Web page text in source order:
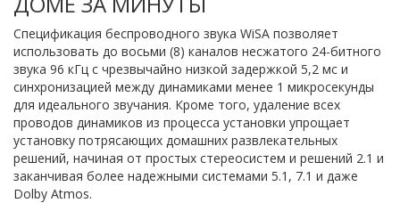
Спецификация беспроводного звука WiSA позволяет
использовать до восьми (8) каналов несжатого 24-битного
звука 96 кГц с чрезвычайно низкой задержкой 5,2 мс и
синхронизацией между динамиками менее 1 микросекунды
для идеального звучания. Кроме того, удаление всех
проводов динамиков из процесса установки упрощает
установку потрясающих домашних развлекательных
решений, начиная от простых стереосистем и решений 2.1 и
заканчивая более надежными системами 5.1, 7.1 и даже
Dolby Atmos.